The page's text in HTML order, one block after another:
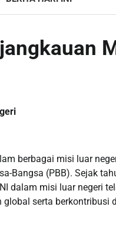
berbagai misi luar
Bangsa (PBB). Sejak
dalam misi luar negeri
serta